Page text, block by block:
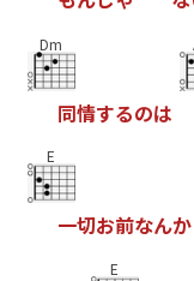
Dm
同情するのは
E
一切お前なんか
E